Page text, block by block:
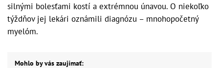
silnými bolesťami kostí a extrémnou únavou. O niekoľko
týždňov jej lekári oznámili diagnózu – mnohopočetný
myelóm.
Mohlo by vás zaujímať: